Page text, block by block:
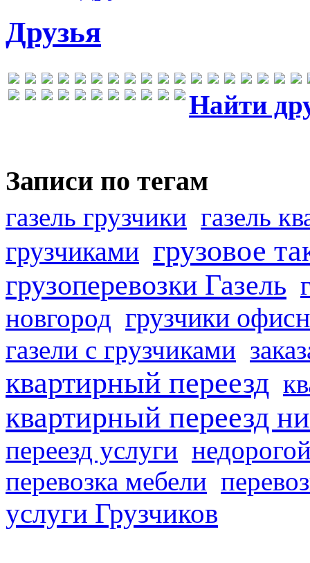
Друзья
Найти
Записи по тегам
газель грузчики газель
грузчиками грузовое
грузоперевозки Газель
новгород грузчики
газели с грузчиками
квартирный переезд
квартирный переезд
переезд услуги
перевозка мебели
услуги Грузчиков